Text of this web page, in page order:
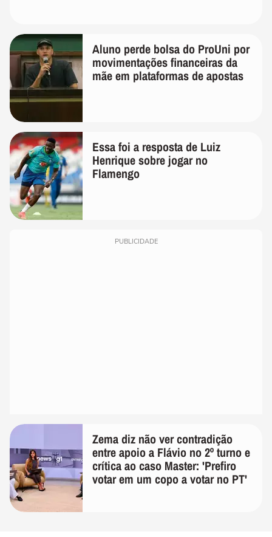
Aluno perde bolsa do ProUni por
movimentações financeiras da
mãe em plataformas de apostas
Essa foi a resposta de Luiz
Henrique sobre jogar no
Flamengo
PUBLICIDADE
Zema diz não ver contradição
entre apoio a Flávio no 2º turno e
crítica ao caso Master: 'Prefiro
votar em um copo a votar no PT'